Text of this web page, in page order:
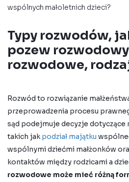
wspólnych małoletnich dzieci?
Typy rozwodów,
pozew
rozwodowe,
Rozwód to rozwiązanie
przeprowadzenia procesu
sąd podejmuje decyzje dotyczące
takich jakpodział majątku
wspólnymi dziećmi małżonków
kontaktów między rodzicami a
rozwodowe może mieć różną